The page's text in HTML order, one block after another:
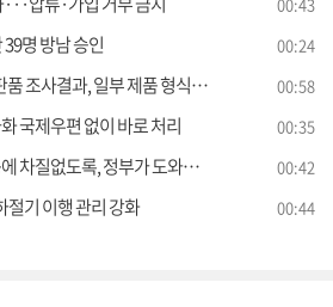
명 방남 승인 00:24
과, 일부 제품 형식승인 기준 미달 00:58
국제우편 없이 바로 처리 00:35
없도록, 정부가 도와드립니다! 00:42
절기 이행 관리 강화 00:44